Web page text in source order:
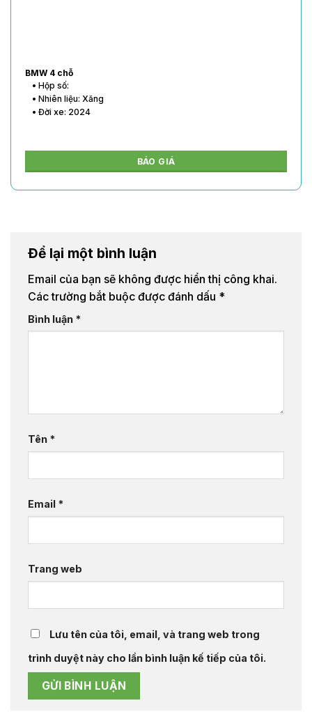
BMW 4 chỗ
• Hộp số:
• Nhiên liệu: Xăng
• Đời xe: 2024
BÁO GIÁ
Để lại một bình luận
Email của bạn sẽ không được hiển thị công khai.
Các trường bắt buộc được đánh dấu *
Bình luận *
Tên *
Email *
Trang web
Lưu tên của tôi, email, và trang web trong
trình duyệt này cho lần bình luận kế tiếp của tôi.